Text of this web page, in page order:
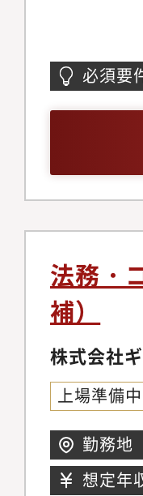
必須要
法務・
補）
株式会社
上場準備中
勤務地
想定年